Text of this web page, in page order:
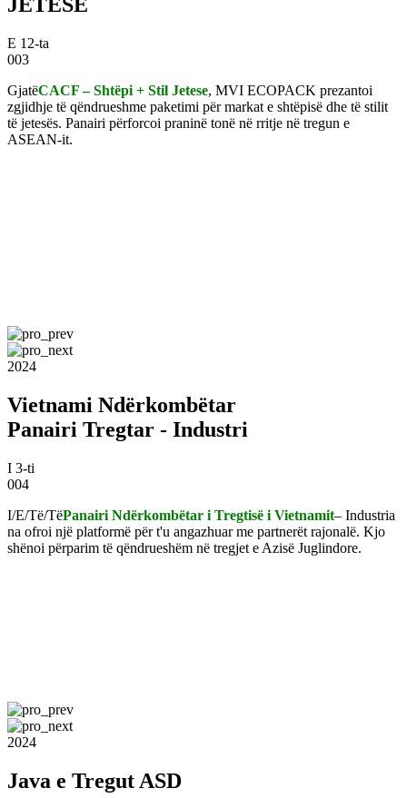
E 12-ta
003
GjatëCACF – Shtëpi + Stil Jetese, MVI ECOPACK prezantoi
zgjidhje të qëndrueshme paketimi për markat e shtëpisë dhe të stilit
të jetesës. Panairi përforcoi praninë tonë në rritje në tregun e
ASEAN-it.
2024
Vietnami Ndërkombëtar
Panairi Tregtar - Industri
I 3-ti
004
I/E/Të/TëPanairi Ndërkombëtar i Tregtisë i Vietnamit– Industria
na ofroi një platformë për t'u angazhuar me partnerët rajonalë. Kjo
shënoi përparim të qëndrueshëm në tregjet e Azisë Juglindore.
2024
Java e Tregut ASD